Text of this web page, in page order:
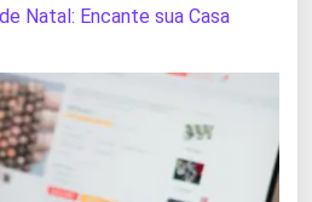
Natal: Encante sua Casa